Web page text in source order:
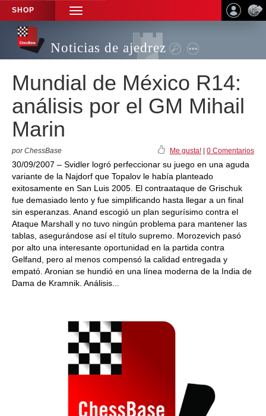
SHOP
TOGGLE
NAVIGATION
Noticias de ajedrez
Mundial de México R14:
análisis por el GM Mihail
Marin
por ChessBase Me gusta! 0 Comentarios
30/09/2007 – Svidler logró perfeccionar su juego en una aguda
variante de la Najdorf que Topalov le había planteado
exitosamente en San Luis 2005. El contraataque de Grischuk
fue demasiado lento y fue simplificando hasta llegar a un final
sin esperanzas. Anand escogió un plan segurísimo contra el
Ataque Marshall y no tuvo ningún problema para mantener las
tablas, asegurándose así el título supremo. Morozevich pasó
por alto una interesante oportunidad en la partida contra
Gelfand, pero al menos compensó la calidad entregada y
empató. Aronian se hundió en una línea moderna de la India de
Dama de Kramnik. Análisis...